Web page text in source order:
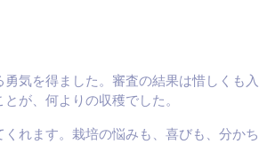
気を得ました。審査の結果は惜しくも入
が、何よりの収穫でした。
れます。栽培の悩みも、喜びも、分かち